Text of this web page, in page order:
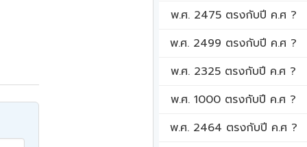
พ.ศ. 2475 ตรงกับปี ค.ศ ?
พ.ศ. 2499 ตรงกับปี ค.ศ ?
พ.ศ. 2325 ตรงกับปี ค.ศ ?
พ.ศ. 1000 ตรงกับปี ค.ศ ?
พ.ศ. 2464 ตรงกับปี ค.ศ ?